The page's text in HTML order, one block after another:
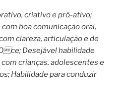
criativo e pró-ativo;
boa comunicação oral,
clareza, articulação e de
ce; Desejável habilidade
crianças, adolescentes e
Habilidade para conduzir